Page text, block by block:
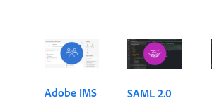
Adobe IMS SAML 2.0